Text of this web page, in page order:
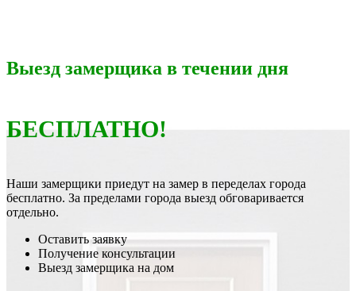
Выезд замерщика в течении дня
БЕСПЛАТНО!
Наши замерщики приедут на замер в переделах города
бесплатно. За пределами города выезд обговаривается
отдельно.
Оставить заявку
Получение консультации
Выезд замерщика на дом